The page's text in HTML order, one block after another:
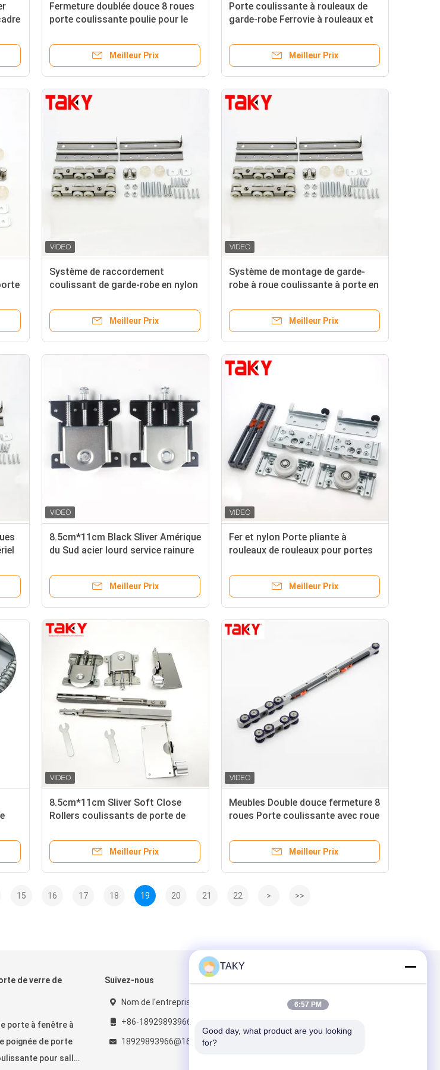
Fermeture doublée douce 8 roues
porte coulissante poulie pour le
garde-robe
Meilleur Prix
Porte coulissante à rouleaux de
garde-robe Ferrovie à rouleaux et
silencieux
Meilleur Prix
Système de raccordement
coulissant de garde-robe en nylon
besoins du client
Meilleur Prix
Système de montage de garde-
robe à roue coulissante à porte en
8,5cm*11cm
Meilleur Prix
8.5cm*11cm Black Sliver Amérique
du Sud acier lourd service rainure
Meilleur Prix
Fer et nylon Porte pliante à
rouleaux de rouleaux pour portes
Meilleur Prix
8.5cm*11cm Sliver Soft Close
Rollers coulissants de porte de
facile
Meilleur Prix
Meubles Double douce fermeture 8
roues Porte coulissante avec roue
Meilleur Prix
15 16 17 18 19 20 21 22 > >>
de verre de
porte à fenêtre à
poignée de porte
pour salle
Suivez-nous
Nom de l'entreprise:
+86-18929893966
18929893966@163.com
TAKY
6:57 PM
Good day, what product are you looking
for?